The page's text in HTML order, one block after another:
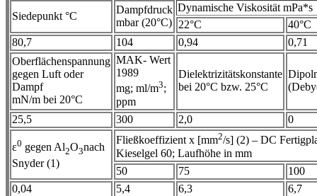
Siedepunkt °C
Dampfdruck
mbar (20°C)
Dynamische Viskosität mPa*s
22°C
40°C
80,7
104 0,94
0,71
Oberflächenspannung
gegen Luft oder
Dampf
mN/m bei 20°C
MAK- Wert
1989
mg; ml/m3;
ppm
Dielektrizitätskonstante
bei 20°C bzw. 25°C
25,5 300 2,0 0
ε0 gegen Al2O3nach
Snyder (1)
Fließkoeffizient x [mm2/s] (2) – DC
Kieselgel 60; Laufhöhe in mm
50
75
100
0,04
5,4 6,3 6,7